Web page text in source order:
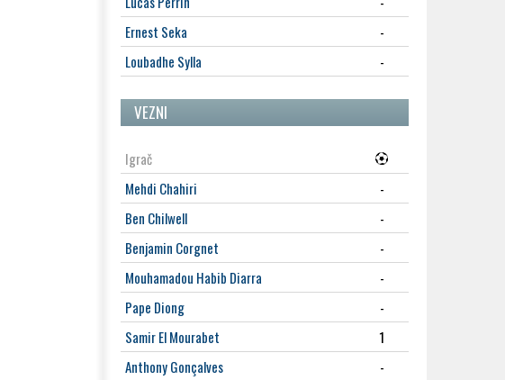
Ernest Seka
-
Loubadhe Sylla
-
VEZNI
Igrač
Mehdi Chahiri
-
Ben Chilwell
-
Benjamin Corgnet
-
Mouhamadou Habib Diarra
-
Pape Diong
-
Samir El Mourabet
1
Anthony Gonçalves
-